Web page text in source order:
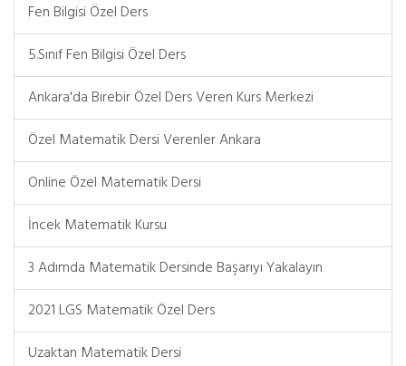
Fen Bilgisi Özel Ders
5.Sınıf Fen Bilgisi Özel Ders
Ankara'da Birebir Özel Ders Veren Kurs Merkezi
Özel Matematik Dersi Verenler Ankara
Online Özel Matematik Dersi
İncek Matematik Kursu
3 Adımda Matematik Dersinde Başarıyı Yakalayın
2021 LGS Matematik Özel Ders
Uzaktan Matematik Dersi